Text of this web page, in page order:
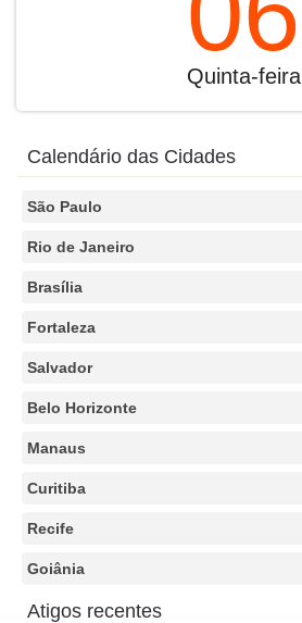
Quinta-feira
Calendário das Cidades
São Paulo
Rio de Janeiro
Brasília
Fortaleza
Salvador
Belo Horizonte
Manaus
Curitiba
Recife
Goiânia
Atigos recentes